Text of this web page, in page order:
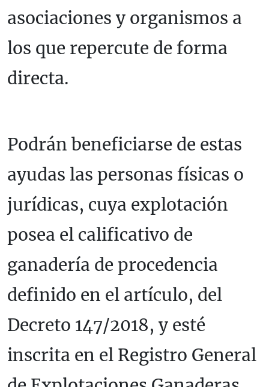
asociaciones y organismos a
los que repercute de forma
directa.
Podrán beneficiarse de estas
ayudas las personas físicas o
jurídicas, cuya explotación
posea el calificativo de
ganadería de procedencia
definido en el artículo, del
Decreto 147/2018, y esté
inscrita en el Registro General